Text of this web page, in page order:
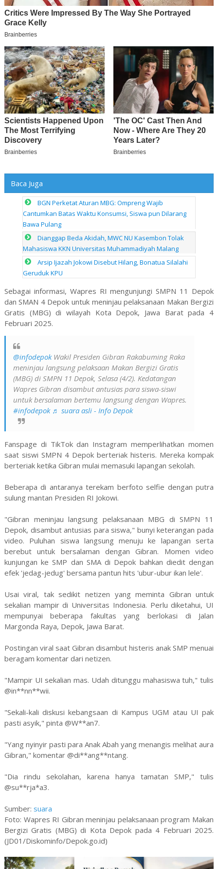
Baca Juga
BGN Perketat Aturan MBG: Ompreng Wajib
Cantumkan Batas Waktu Konsumsi, Siswa pun Dilarang
Bawa Pulang
Dianggap Beda Akidah, MWC NU Kasembon Tolak
Mahasiswa KKN Universitas Muhammadiyah Malang
Arsip Ijazah Jokowi Disebut Hilang, Bonatua Silalahi
Geruduk KPU
Sebagai informasi, Wapres RI mengunjungi SMPN 11 Depok
dan SMAN 4 Depok untuk meninjau pelaksanaan Makan Bergizi
Gratis (MBG) di wilayah Kota Depok, Jawa Barat pada 4
Februari 2025.
@infodepokWakil Presiden Gibran Rakabuming Raka
meninjau langsung pelaksaan Makan Bergizi Gratis
(MBG) di SMPN 11 Depok, Selasa (4/2). Kedatangan
Wapres Gibran disambut antusias para siswa-siswi
untuk bersalaman bertemu langsung dengan Wapres.
#infodepok ♬ suara asli - Info Depok
Fanspage di TikTok dan Instagram memperlihatkan momen
saat siswi SMPN 4 Depok berteriak histeris. Mereka kompak
berteriak ketika Gibran mulai memasuki lapangan sekolah.
Beberapa di antaranya terekam berfoto selfie dengan putra
sulung mantan Presiden RI Jokowi.
"Gibran meninjau langsung pelaksanaan MBG di SMPN 11
Depok, disambut antusias para siswa," bunyi keterangan pada
video. Puluhan siswa langsung menuju ke lapangan serta
berebut untuk bersalaman dengan Gibran. Momen video
kunjungan ke SMP dan SMA di Depok bahkan diedit dengan
efek 'jedag-jedug' bersama pantun hits 'ubur-ubur ikan lele'.
Usai viral, tak sedikit netizen yang meminta Gibran untuk
sekalian mampir di Universitas Indonesia. Perlu diketahui, UI
mempunyai beberapa fakultas yang berlokasi di Jalan
Margonda Raya, Depok, Jawa Barat.
Postingan viral saat Gibran disambut histeris anak SMP menuai
beragam komentar dari netizen.
"Mampir UI sekalian mas. Udah ditunggu mahasiswa tuh," tulis
@in**nn**wii.
"Sekali-kali diskusi kebangsaan di Kampus UGM atau UI pak
pasti asyik," pinta @W**an7.
"Yang nyinyir pasti para Anak Abah yang menangis melihat aura
Gibran," komentar @di**ang**ntang.
"Dia rindu sekolahan, karena hanya tamatan SMP," tulis
@su**rja*a3.
Sumber: suara
Foto: Wapres RI Gibran meninjau pelaksanaan program Makan
Bergizi Gratis (MBG) di Kota Depok pada 4 Februari 2025.
(JD01/Diskominfo/Depok.go.id)